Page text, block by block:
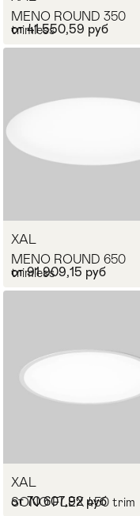
MENO ROUND 350
trimless
от 41 550,59 руб
XAL
MENO ROUND 650
trimless
от 91 909,15 руб
XAL
SONO FLEX 450 trim
от 70 607,92 руб